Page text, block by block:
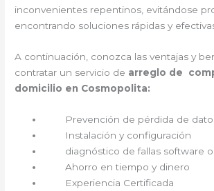
inconvenientes repentinos, evitándose
encontrando soluciones rápidas y
A continuación, conozca las ventajas y
contratar un servicio de arreglo de
domicilio en Cosmopolita:
Prevención de pérdida de
Instalación y configuración
diagnóstico de fallas software o
Ahorro en tiempo y dinero
Experiencia Certificada